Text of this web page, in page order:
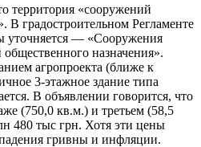
территория «сооружений
В градостроительном Регламенте
уточняется — «Сооружения
назначения».
агропроекта (ближе к
3-этажное здание типа
В объявлении говорится, что
(750,0 кв.м.) и третьем (58,5
480 тыс грн. Хотя эти цены
гривны и инфляции.